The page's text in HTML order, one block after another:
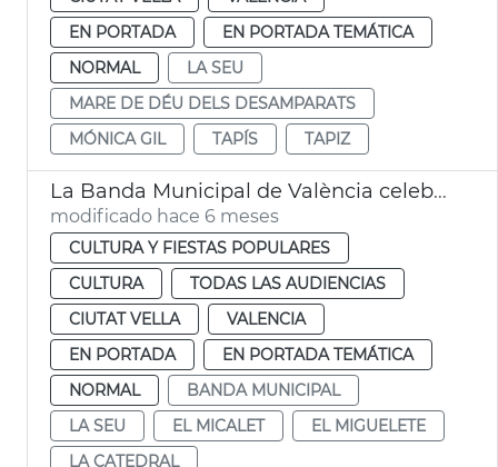
EN PORTADA
EN PORTADA TEMÁTICA
NORMAL
LA SEU
MARE DE DÉU DELS DESAMPARATS
MÓNICA GIL
TAPÍS TAPIZ
La Banda Municipal de València celebrará el cumpleaños de la construcción del Micalet
modificado hace 6 meses
CULTURA Y FIESTAS POPULARES
CULTURA
TODAS LAS AUDIENCIAS
CIUTAT VELLA
VALENCIA
EN PORTADA
EN PORTADA TEMÁTICA
NORMAL
BANDA MUNICIPAL
LA SEU
EL MICALET
EL MIGUELETE
LA CATEDRAL